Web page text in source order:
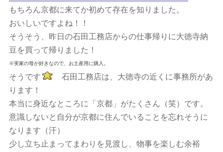
もちろん京都に来てか初めて存在を知りました。
おいしいですよね！！
そうそう、昨日の石田工務店からの仕事帰りに大徳寺納
豆を買って帰りました！
※実家の母が好きなので、お土産用に購入。
そうです
石田工務店は、大徳寺の近くに事務所があ
ります！
本当に身近なところに「京都」がたくさん（笑）です。
意識しないと自分が京都に住んでいることを忘れそうに
なります（汗）
少し立ち止まってまわりを見渡し、物事を楽しむ余裕